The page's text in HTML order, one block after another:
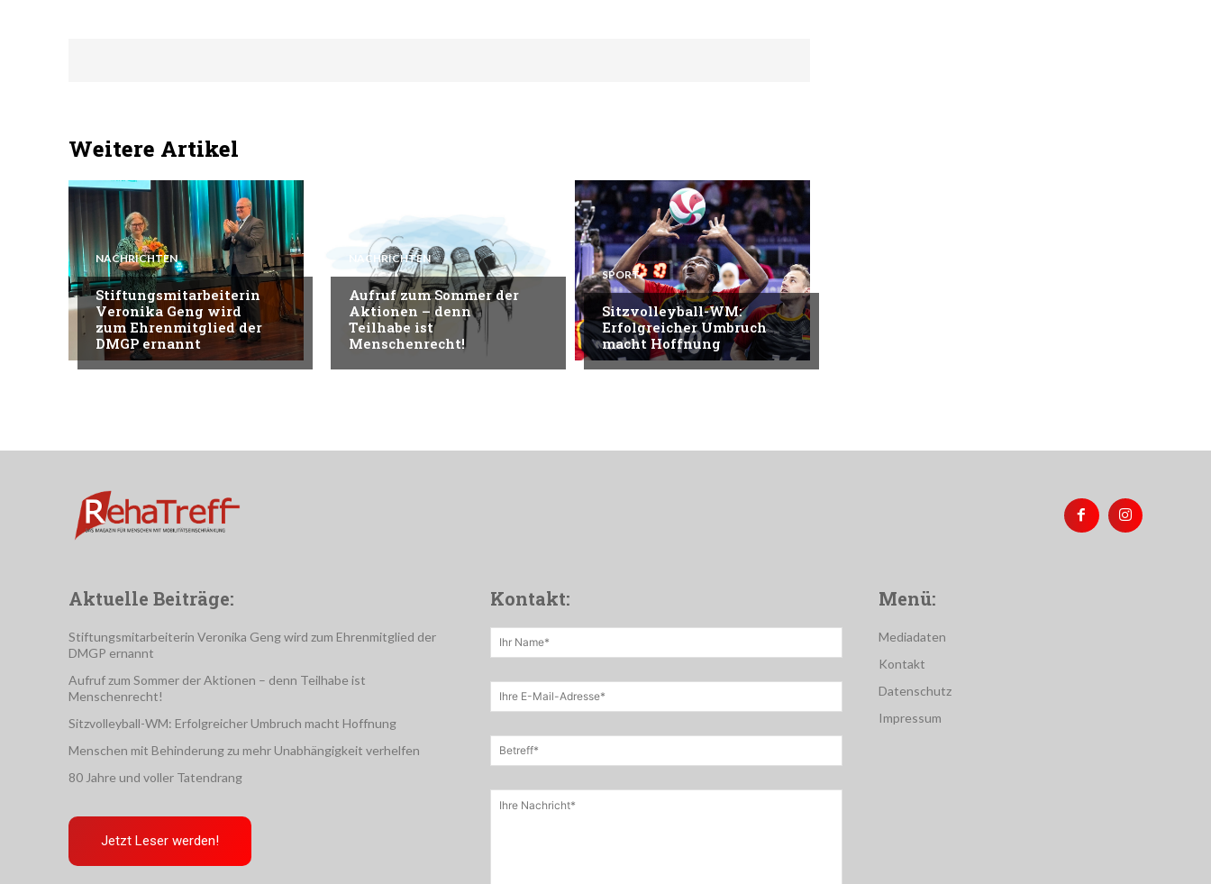
Weitere Artikel
NACHRICHTEN
Stiftungsmitarbeiterin
Veronika Geng wird
zum Ehrenmitglied der
DMGP ernannt
NACHRICHTEN
Aufruf zum Sommer der
Aktionen – denn
Teilhabe ist
Menschenrecht!
SPORT
Sitzvolleyball-WM:
Erfolgreicher Umbruch
macht Hoffnung
Aktuelle Beiträge:
Stiftungsmitarbeiterin Veronika Geng wird zum Ehrenmitglied der
DMGP ernannt
Aufruf zum Sommer der Aktionen – denn Teilhabe ist
Menschenrecht!
Sitzvolleyball-WM: Erfolgreicher Umbruch macht Hoffnung
Menschen mit Behinderung zu mehr Unabhängigkeit verhelfen
80 Jahre und voller Tatendrang
Jetzt Leser werden!
Kontakt: Menü:
Mediadaten
Kontakt
Datenschutz
Impressum